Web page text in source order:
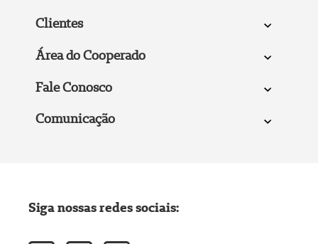
Clientes
Área do Cooperado
Fale Conosco
Comunicação
Siga nossas redes sociais: